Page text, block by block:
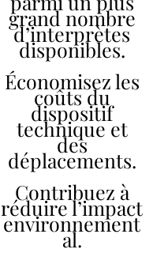
grand nombre
d’interprètes
disponibles.
Économisez les
coûts du
dispositif
technique et
des
déplacements.
Contribuez à
réduire l’impact
environnement
al.